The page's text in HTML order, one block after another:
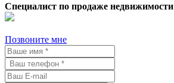
Специалист по продаже недвижимости
Позвоните мне